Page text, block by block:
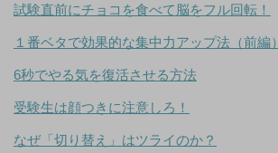
試験直前にチョコを食べて脳をフル回転！
１番ベタで効果的な集中力アップ法（前編）
6秒でやる気を復活させる方法
受験生は顔つきに注意しろ！
なぜ「切り替え」はツライのか？